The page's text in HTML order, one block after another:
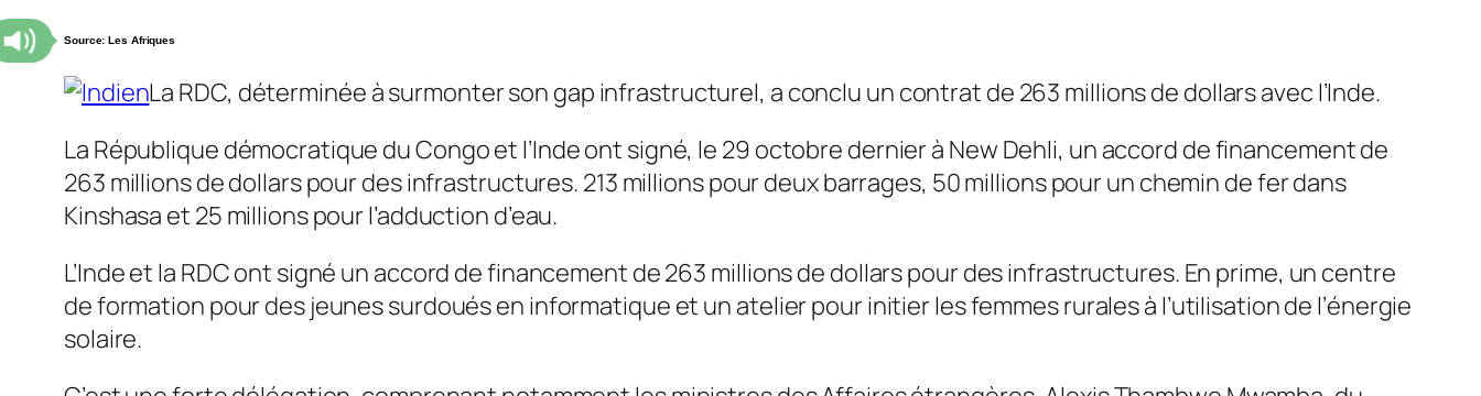
Source: Les Afriques
La RDC, déterminée à surmonter son gap infrastructurel, a conclu un contrat de 263 millions de dollars avec l’Inde.
La République démocratique du Congo et l’Inde ont signé, le 29 octobre dernier à New Dehli, un accord de financement de
263 millions de dollars pour des infrastructures. 213 millions pour deux barrages, 50 millions pour un chemin de fer dans
Kinshasa et 25 millions pour l’adduction d’eau.
L’Inde et la RDC ont signé un accord de financement de 263 millions de dollars pour des infrastructures. En prime, un centre
de formation pour des jeunes surdoués en informatique et un atelier pour initier les femmes rurales à l’utilisation de l’énergie
solaire.